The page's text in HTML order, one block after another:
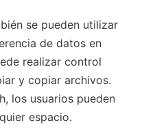
se pueden utilizar
de datos en
realizar control
y copiar archivos.
los usuarios pueden
espacio.